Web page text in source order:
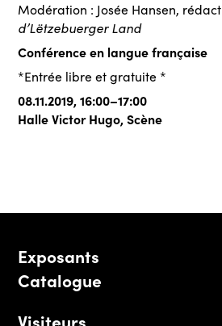
Modération : Josée Hansen,
d’Lëtzebuerger Land
Conférence en langue française
*Entrée libre et gratuite *
08.11.2019, 16:00–17:00
Halle Victor Hugo, Scène
Exposants
Catalogue
Visiteurs